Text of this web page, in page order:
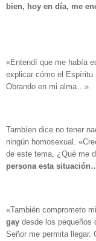
bien, hoy en día, me
«Entendí que me había
explicar cómo el Espíritu
Obrando en mi alma…».
Tambíen dice no tener
ningún homosexual.
de este tema, ¿Qué me
persona esta
«También comprometo
gay desde los pequeños
Señor me permita llegar.